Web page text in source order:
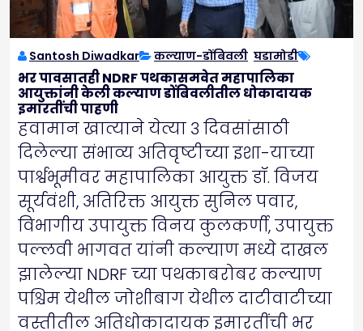
Santosh Diwadkar कल्याण-डोंबिवली घडामोडी
भर पावसातही NDRF पथकासमवेत महापालिका
आयुक्तांनी केली कल्याण डोंबिवलीतील धोकादायक
इमारतींची पाहणी
हवामान खात्याने येत्या ३ दिवसांसाठी
दिलेल्या संभाव्य अतिवृष्टीच्या इशा-याच्या
पार्श्वभूमीवर महापालिका आयुक्त डॉ. विजय
सूर्यवंशी, अतिरिक्त आयुक्त सुनिल पवार,
विभागीय उपायुक्त विनय कुलकर्णी, उपायुक्त
पल्लवी भागवत यांनी कल्याण मध्ये दाखल
झालेल्या NDRF च्या पथकाबरोबर कल्याण
पश्चिम येथील जोशीबाग येथील दाटीवाटीच्या
वस्तीतील अतिधोकादायक इमारतींची भर